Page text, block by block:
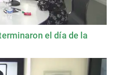
el día de la